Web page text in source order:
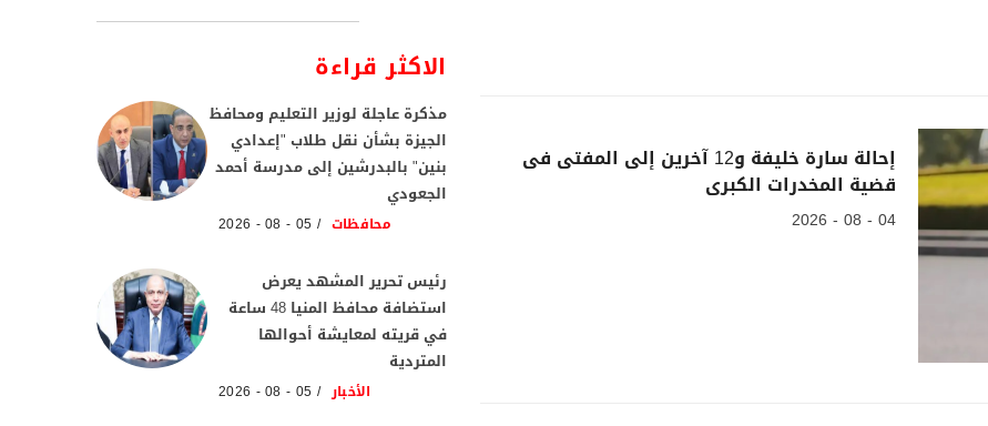
إحالة سارة خليفة و12 آخرين إلى المفتى فى
قضية المخدرات الكبرى
04 - 08 - 2026
الاكثر قراءة
مذكرة عاجلة لوزير التعليم ومحافظ
الجيزة بشأن نقل طلاب "إعدادي
بنين" بالبدرشين إلى مدرسة أحمد
الجعودي
محافظات 05 - 08 - 2026
رئيس تحرير المشهد يعرض
استضافة محافظ المنيا 48 ساعة
في قريته لمعايشة أحوالها
المتردية
الأخبار 05 - 08 - 2026